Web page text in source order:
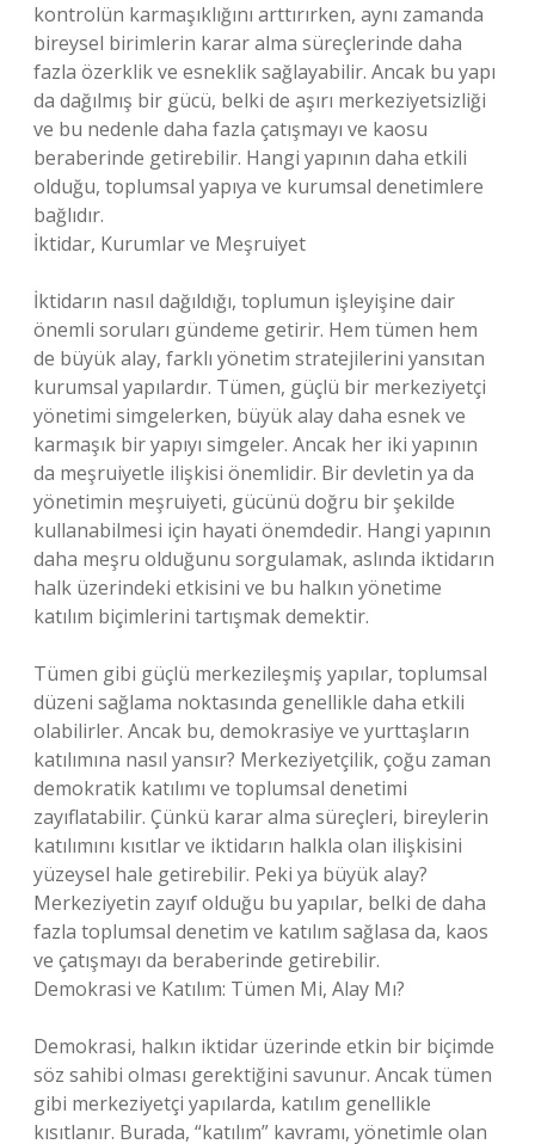
kontrolün karmaşıklığını arttırırken, aynı zamanda
bireysel birimlerin karar alma süreçlerinde daha
fazla özerklik ve esneklik sağlayabilir. Ancak bu yapı
da dağılmış bir gücü, belki de aşırı merkeziyetsizliği
ve bu nedenle daha fazla çatışmayı ve kaosu
beraberinde getirebilir. Hangi yapının daha etkili
olduğu, toplumsal yapıya ve kurumsal denetimlere
bağlıdır.
İktidar, Kurumlar ve Meşruiyet
İktidarın nasıl dağıldığı, toplumun işleyişine dair
önemli soruları gündeme getirir. Hem tümen hem
de büyük alay, farklı yönetim stratejilerini yansıtan
kurumsal yapılardır. Tümen, güçlü bir merkeziyetçi
yönetimi simgelerken, büyük alay daha esnek ve
karmaşık bir yapıyı simgeler. Ancak her iki yapının
da meşruiyetle ilişkisi önemlidir. Bir devletin ya da
yönetimin meşruiyeti, gücünü doğru bir şekilde
kullanabilmesi için hayati önemdedir. Hangi yapının
daha meşru olduğunu sorgulamak, aslında iktidarın
halk üzerindeki etkisini ve bu halkın yönetime
katılım biçimlerini tartışmak demektir.
Tümen gibi güçlü merkezileşmiş yapılar, toplumsal
düzeni sağlama noktasında genellikle daha etkili
olabilirler. Ancak bu, demokrasiye ve yurttaşların
katılımına nasıl yansır? Merkeziyetçilik, çoğu zaman
demokratik katılımı ve toplumsal denetimi
zayıflatabilir. Çünkü karar alma süreçleri, bireylerin
katılımını kısıtlar ve iktidarın halkla olan ilişkisini
yüzeysel hale getirebilir. Peki ya büyük alay?
Merkeziyetin zayıf olduğu bu yapılar, belki de daha
fazla toplumsal denetim ve katılım sağlasa da, kaos
ve çatışmayı da beraberinde getirebilir.
Demokrasi ve Katılım: Tümen Mi, Alay Mı?
Demokrasi, halkın iktidar üzerinde etkin bir biçimde
söz sahibi olması gerektiğini savunur. Ancak tümen
gibi merkeziyetçi yapılarda, katılım genellikle
kısıtlanır. Burada, “katılım” kavramı, yönetimle olan